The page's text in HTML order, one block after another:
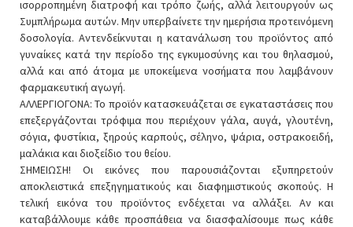
ισορροπημένη διατροφή και τρόπο ζωής, αλλά λειτουργούν ως
Συμπλήρωμα αυτών. Μην υπερβαίνετε την ημερήσια προτεινόμενη
δοσολογία. Αντενδείκνυται η κατανάλωση του προϊόντος από
γυναίκες κατά την περίοδο της εγκυμοσύνης και του θηλασμού,
αλλά και από άτομα με υποκείμενα νοσήματα που λαμβάνουν
φαρμακευτική αγωγή.
ΑΛΛΕΡΓΙΟΓΟΝΑ: Το προϊόν κατασκευάζεται σε εγκαταστάσεις που
επεξεργάζονται τρόφιμα που περιέχουν γάλα, αυγά, γλουτένη,
σόγια, φυστίκια, ξηρούς καρπούς, σέληνο, ψάρια, οστρακοειδή,
μαλάκια και διοξείδιο του θείου.
ΣΗΜΕΙΩΣΗ! Οι εικόνες που παρουσιάζονται εξυπηρετούν
αποκλειστικά επεξηγηματικούς και διαφημιστικούς σκοπούς. Η
τελική εικόνα του προϊόντος ενδέχεται να αλλάξει. Αν και
καταβάλλουμε κάθε προσπάθεια να διασφαλίσουμε πως κάθε